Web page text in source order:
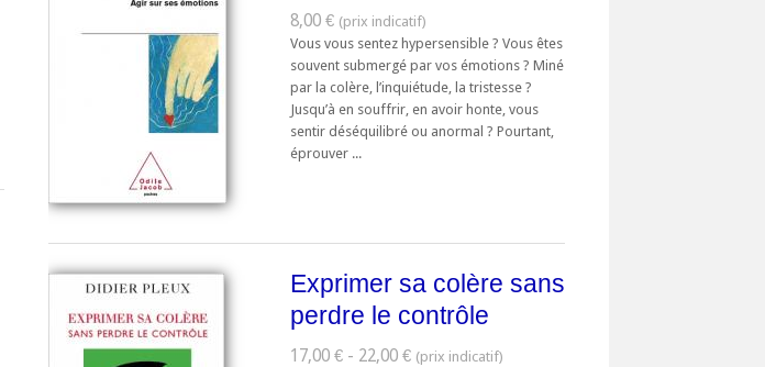
8,00 €
Vous vous sentez hypersensible ? Vous êtes
souvent submergé par vos émotions ? Miné
par la colère, l’inquiétude, la tristesse ?
Jusqu’à en souffrir, en avoir honte, vous
sentir déséquilibré ou anormal ? Pourtant,
éprouver ...
Exprimer sa colère sans
perdre le contrôle
17,00 € - 22,00 €